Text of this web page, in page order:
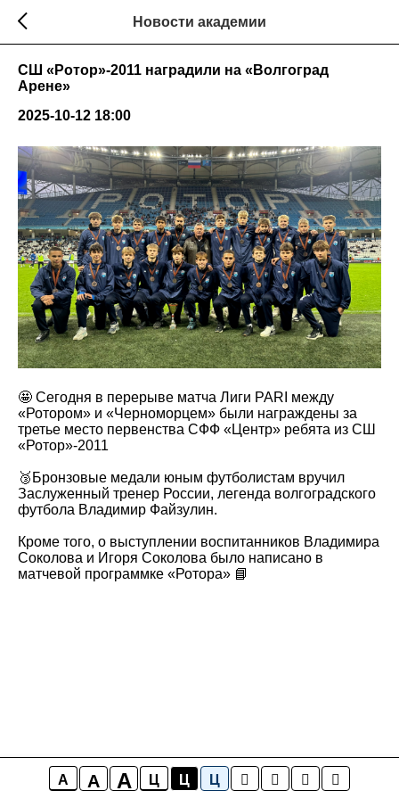
A A A Ц Ц Ц
Новости академии
СШ «Ротор»-2011 наградили на «Волгоград
Арене»
2025-10-12 18:00
🤩 Сегодня в перерыве матча Лиги PARI между
«Ротором» и «Черноморцем» были награждены за
третье место первенства СФФ «Центр» ребята из СШ
«Ротор»-2011
🥉Бронзовые медали юным футболистам вручил
Заслуженный тренер России, легенда волгоградского
футбола Владимир Файзулин.
Кроме того, о выступлении воспитанников Владимира
Соколова и Игоря Соколова было написано в
матчевой программке «Ротора» 📘